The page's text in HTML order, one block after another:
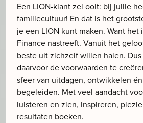
Een LION-klant zei ooit: bij jullie
familiecultuur! En dat is het
je een LION kunt maken. Want het
Finance nastreeft. Vanuit het
beste uit zichzelf willen halen.
daarvoor de voorwaarden te
sfeer van uitdagen, ontwikkelen
begeleiden. Met veel aandacht
luisteren en zien, inspireren,
resultaten boeken.